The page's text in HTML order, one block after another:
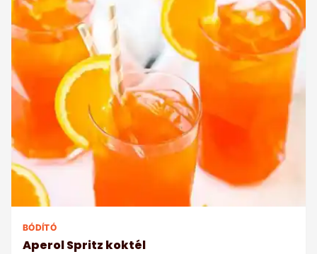
BÓDÍTÓ
Aperol Spritz koktél